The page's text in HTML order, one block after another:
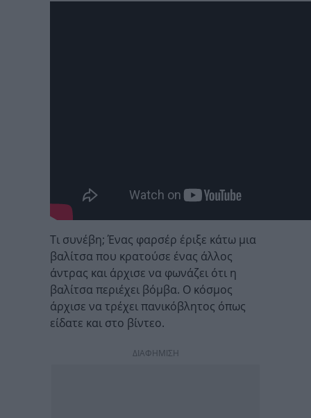
Τι συνέβη; Ένας φαρσέρ έριξε κάτω μια
βαλίτσα που κρατούσε ένας άλλος
άντρας και άρχισε να φωνάζει ότι η
βαλίτσα περιέχει βόμβα. Ο κόσμος
άρχισε να τρέχει πανικόβλητος όπως
είδατε και στο βίντεο.
ΔΙΑΦΗΜΙΣΗ